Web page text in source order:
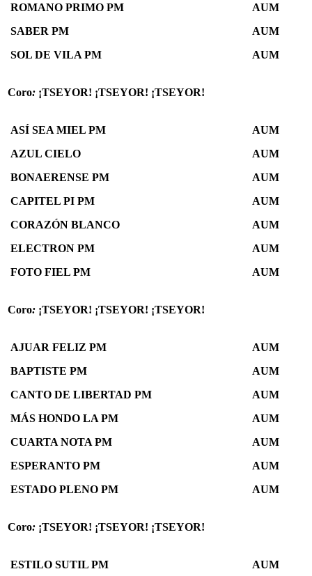
ROMANO PRIMO PM
SABER PM
SOL DE VILA PM
AUM
AUM
AUM
Coro: ¡TSEYOR! ¡TSEYOR! ¡TSEYOR!
ASÍ SEA MIEL PM
AZUL CIELO
BONAERENSE PM
CAPITEL PI PM
CORAZÓN BLANCO
ELECTRON PM
FOTO FIEL PM
AUM
AUM
AUM
AUM
AUM
AUM
AUM
Coro: ¡TSEYOR! ¡TSEYOR! ¡TSEYOR!
AJUAR FELIZ PM
BAPTISTE PM
CANTO DE LIBERTAD PM
MÁS HONDO LA PM
CUARTA NOTA PM
ESPERANTO PM
ESTADO PLENO PM
AUM
AUM
AUM
AUM
AUM
AUM
AUM
Coro: ¡TSEYOR! ¡TSEYOR! ¡TSEYOR!
ESTILO SUTIL PM
AUM